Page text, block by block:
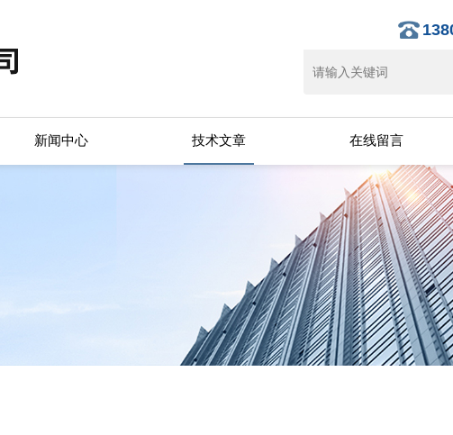
新闻中心 技术文章 在线留言